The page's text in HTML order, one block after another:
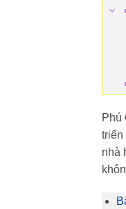
Phú
triển
nhà